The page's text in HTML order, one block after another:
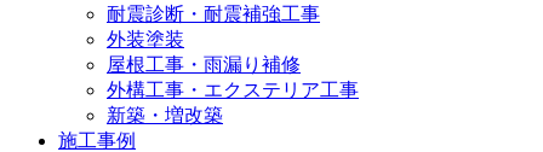
耐震診断・耐震補強工事
外装塗装
屋根工事・雨漏り補修
外構工事・エクステリア工事
新築・増改築
施工事例